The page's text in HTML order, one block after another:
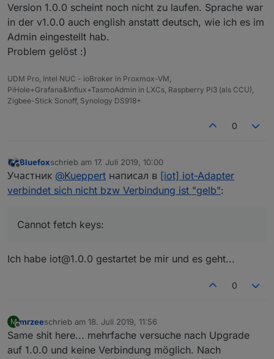
Version 1.0.0 scheint noch nicht zu laufen. Sprache war
in der v1.0.0 auch english anstatt deutsch, wie ich es im
Admin eingestellt hab.
Problem gelöst :)
UDM Pro, Intel NUC - ioBroker in Proxmox-VM,
PiHole+Grafana&Influx+TasmoAdmin in LXCs, Raspberry Pi3 (als CCU),
Zigbee-Stick Sonoff, Synology DS918+
0
Bluefoxschrieb am 17. Juli 2019, 10:00
zuletzt editiert von
Участник @Kueppert написал в [iot] iot-Adapter
verbindet sich nicht bzw Verbindung ist "gelb":
Cannot fetch keys:
Ich habe iot@1.0.0 gestartet be mir und es geht...
0
M
Offline
mrzeeschrieb am 18. Juli 2019, 11:56
zuletzt editiert von
Same shit here... mehrfache versuche nach Upgrade
auf 1.0.0 und keine Verbindung möglich. Nach